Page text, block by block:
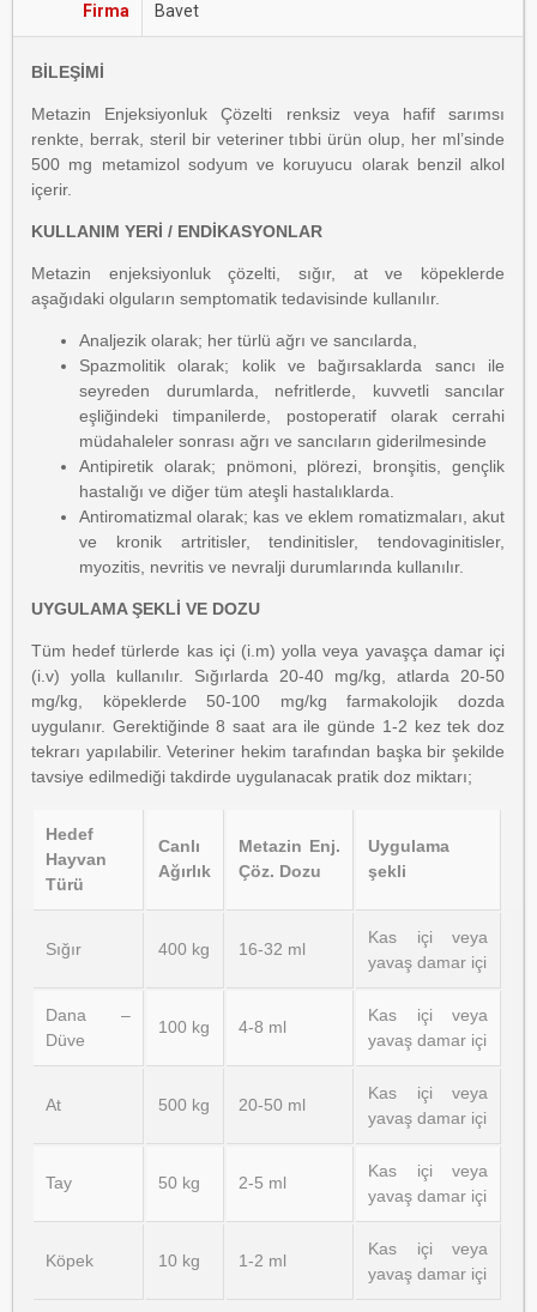
Firma Bavet
BİLEŞİMİ
Metazin Enjeksiyonluk Çözelti renksiz veya hafif sarımsı
renkte, berrak, steril bir veteriner tıbbi ürün olup, her ml’sinde
500 mg metamizol sodyum ve koruyucu olarak benzil alkol
içerir.
KULLANIM YERİ / ENDİKASYONLAR
Metazin enjeksiyonluk çözelti, sığır, at ve köpeklerde
aşağıdaki olguların semptomatik tedavisinde kullanılır.
Analjezik olarak; her türlü ağrı ve sancılarda,
Spazmolitik olarak; kolik ve bağırsaklarda sancı ile
seyreden durumlarda, nefritlerde, kuvvetli sancılar
eşliğindeki timpanilerde, postoperatif olarak cerrahi
müdahaleler sonrası ağrı ve sancıların giderilmesinde
Antipiretik olarak; pnömoni, plörezi, bronşitis, gençlik
hastalığı ve diğer tüm ateşli hastalıklarda.
Antiromatizmal olarak; kas ve eklem romatizmaları, akut
ve kronik artritisler, tendinitisler, tendovaginitisler,
myozitis, nevritis ve nevralji durumlarında kullanılır.
UYGULAMA ŞEKLİ VE DOZU
Tüm hedef türlerde kas içi (i.m) yolla veya yavaşça damar içi
(i.v) yolla kullanılır. Sığırlarda 20-40 mg/kg, atlarda 20-50
mg/kg, köpeklerde 50-100 mg/kg farmakolojik dozda
uygulanır. Gerektiğinde 8 saat ara ile günde 1-2 kez tek doz
tekrarı yapılabilir. Veteriner hekim tarafından başka bir şekilde
tavsiye edilmediği takdirde uygulanacak pratik doz miktarı;
Hedef
Hayvan
Türü
Canlı
Ağırlık
Metazin Enj.
Çöz. Dozu
Uygulama
şekli
Sığır 400 kg 16-32 ml
Kas içi veya
yavaş damar içi
Dana –
Düve
100 kg 4-8 ml
Kas içi veya
yavaş damar içi
At 500 kg 20-50 ml
Kas içi veya
yavaş damar içi
Tay 50 kg 2-5 ml
Kas içi veya
yavaş damar içi
Köpek 10 kg 1-2 ml
Kas içi veya
yavaş damar içi